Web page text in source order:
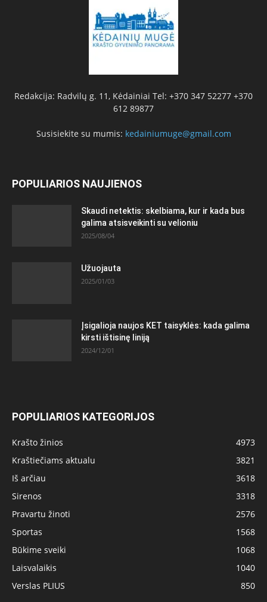
Redakcija: Radvilų g. 11, Kėdainiai Tel: +370 347 52277 +370
612 89877
Susisiekite su mumis: kedainiumuge@gmail.com
POPULIARIOS NAUJIENOS
Skaudi netektis: skelbiama, kur ir kada bus
galima atsisveikinti su velioniu
2025/08/04
Užuojauta
2025/01/03
Įsigalioja naujos KET taisyklės: kada galima
kirsti ištisinę liniją
2024/12/01
POPULIARIOS KATEGORIJOS
Krašto žinios
4973
Kraštiečiams aktualu
3821
Iš arčiau
3618
Sirenos
3318
Pravartu žinoti
2576
Sportas
1568
Būkime sveiki
1068
Laisvalaikis
1040
Verslas PLIUS
850